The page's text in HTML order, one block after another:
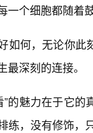
一个细胞都随着
如何，无论你
深刻的连接。
”的魅力在于它
练，没有修饰，